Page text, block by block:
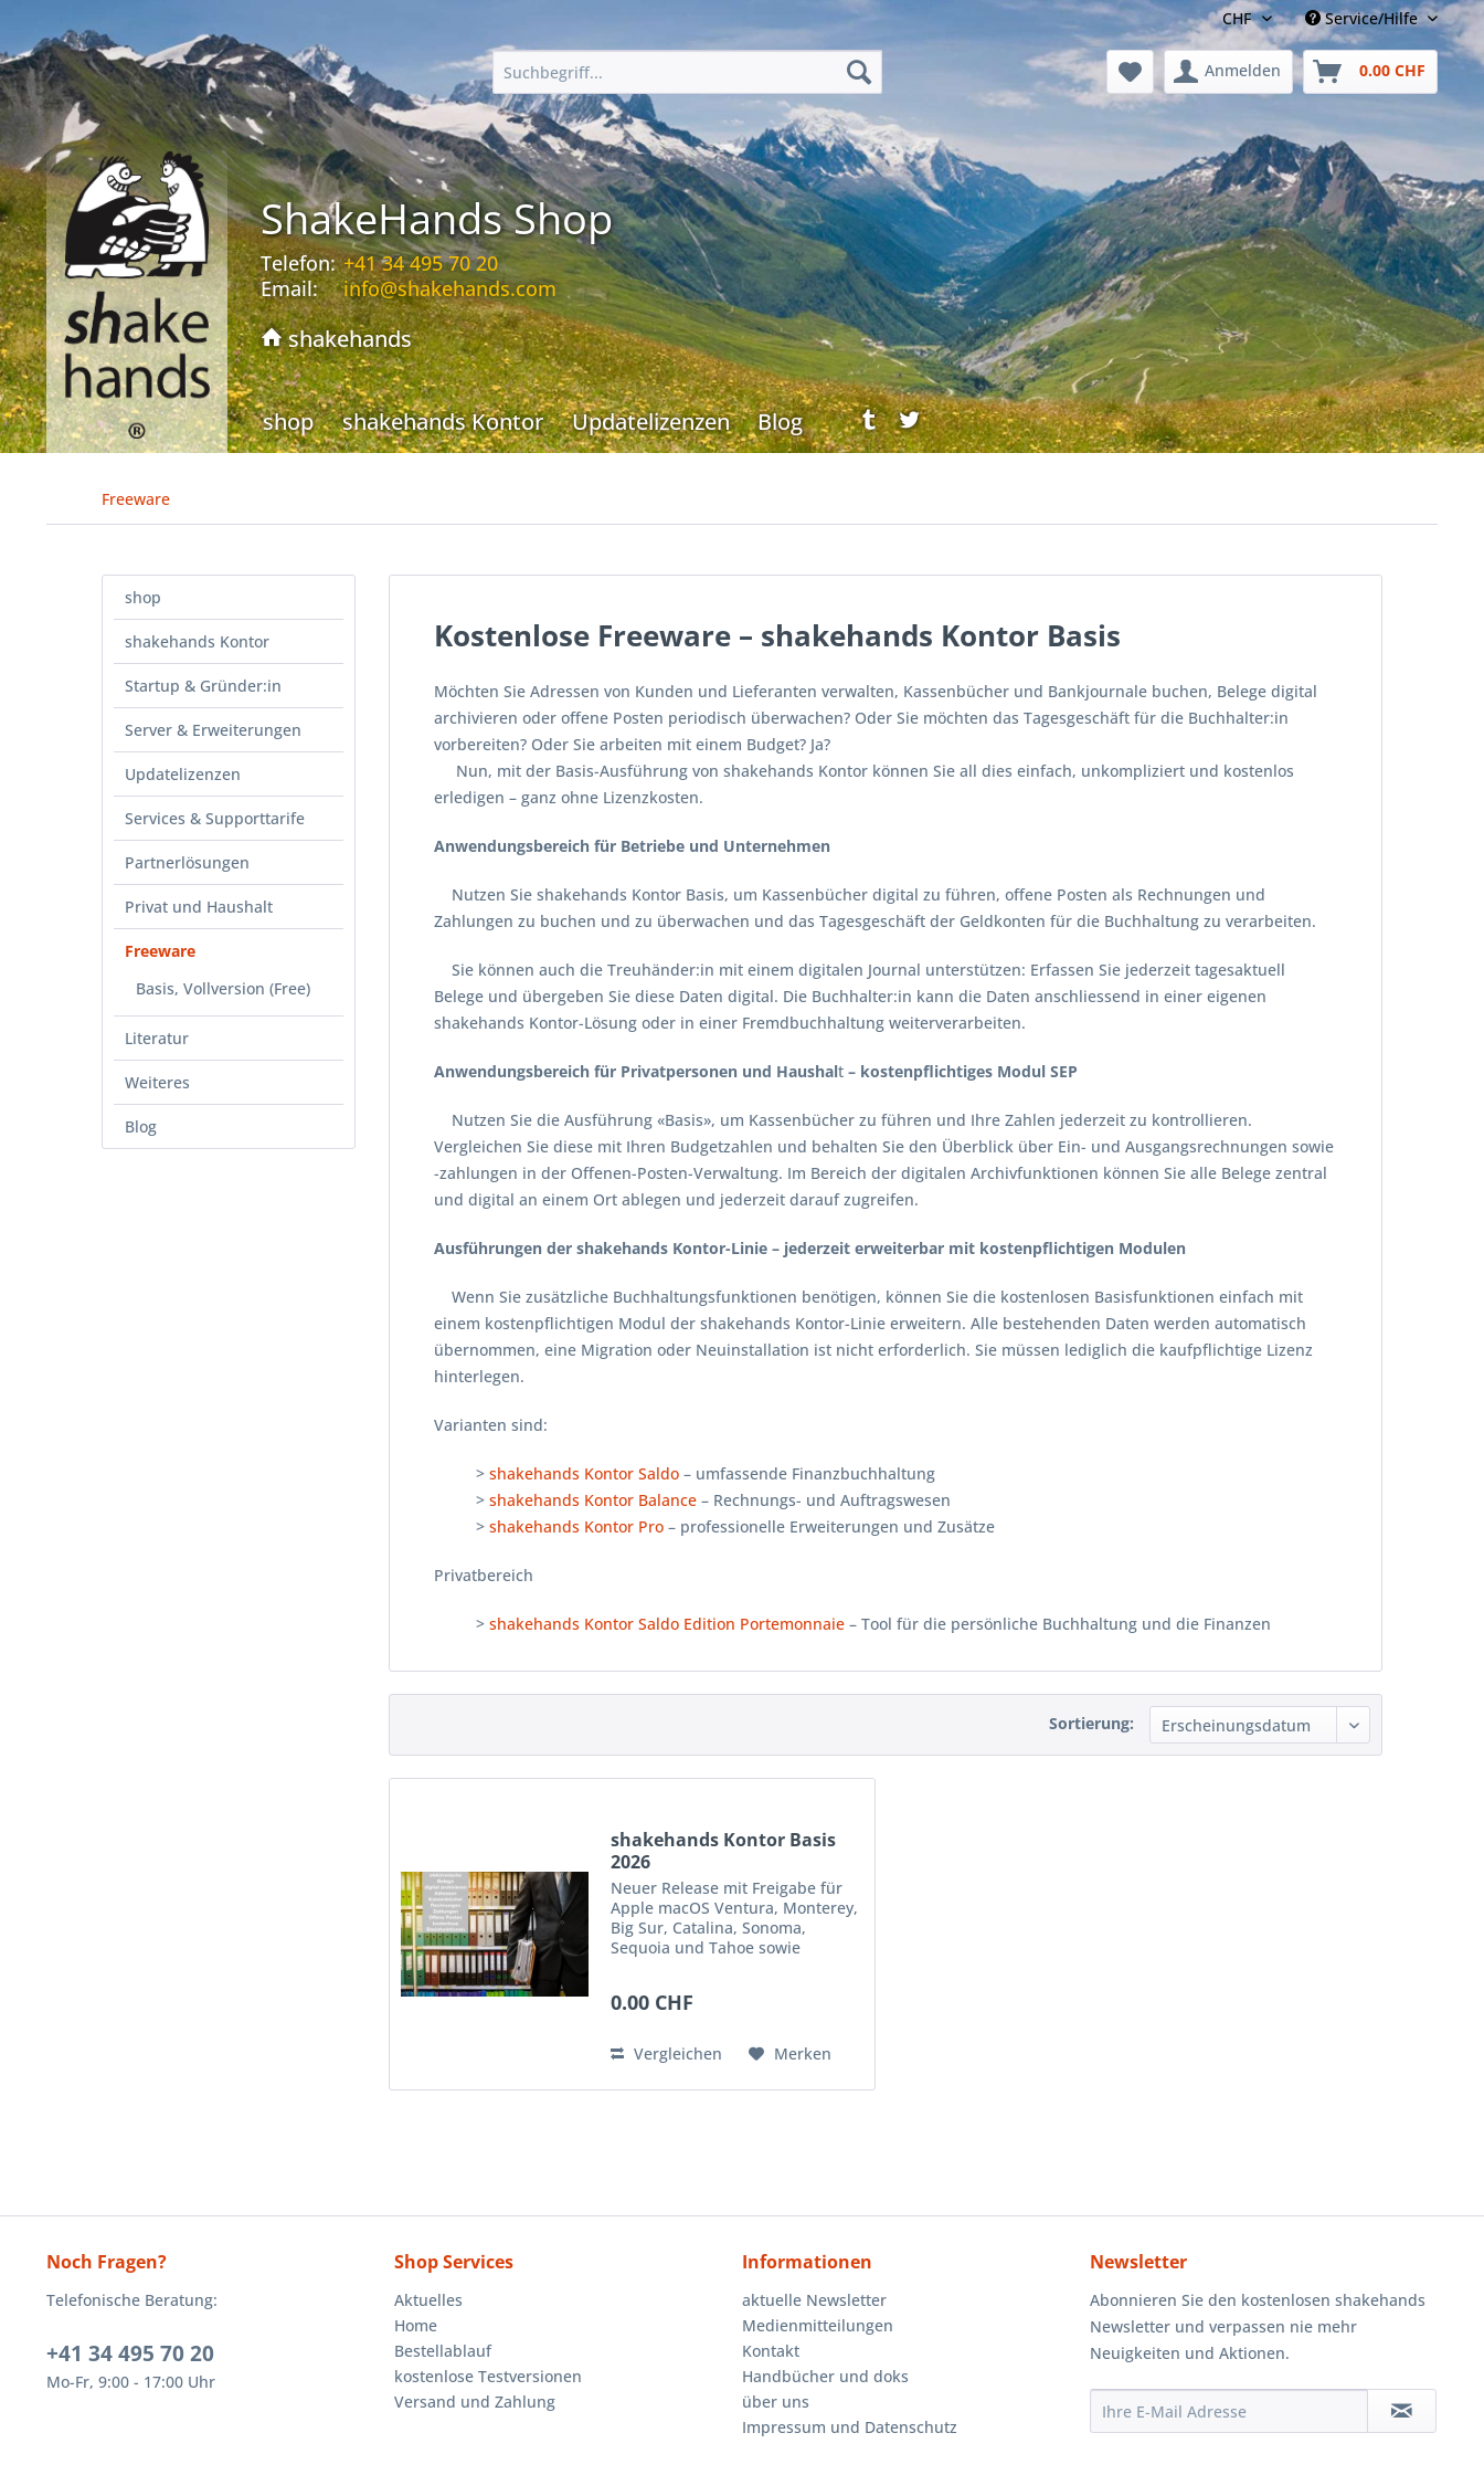
Service/Hilfe
ShakeHands Shop
Telefon:+41 34 495 70 20
Email:
info@shakehands.com
shakehands
Anmelden 0.00 CHF
shop shakehands Kontor Updatelizenzen Blog
Freeware
shop
shakehands Kontor
Startup & Gründer:in
Server & Erweiterungen
Updatelizenzen
Services & Supporttarife
Partnerlösungen
Privat und Haushalt
Freeware
Basis, Vollversion (Free)
Literatur
Weiteres
Blog
Kostenlose Freeware – shakehands Kontor Basis
Möchten Sie Adressen von Kunden und Lieferanten verwalten, Kassenbücher und Bankjournale buchen, Belege digital
archivieren oder offene Posten periodisch überwachen? Oder Sie möchten das Tagesgeschäft für die Buchhalter:in
vorbereiten? Oder Sie arbeiten mit einem Budget? Ja?
Nun, mit der Basis-Ausführung von shakehands Kontor können Sie all dies einfach, unkompliziert und kostenlos
erledigen – ganz ohne Lizenzkosten.
Anwendungsbereich für Betriebe und Unternehmen
Nutzen Sie shakehands Kontor Basis, um Kassenbücher digital zu führen, offene Posten als Rechnungen und
Zahlungen zu buchen und zu überwachen und das Tagesgeschäft der Geldkonten für die Buchhaltung zu verarbeiten.
Sie können auch die Treuhänder:in mit einem digitalen Journal unterstützen: Erfassen Sie jederzeit tagesaktuell
Belege und übergeben Sie diese Daten digital. Die Buchhalter:in kann die Daten anschliessend in einer eigenen
shakehands Kontor-Lösung oder in einer Fremdbuchhaltung weiterverarbeiten.
Anwendungsbereich für Privatpersonen und Haushalt – kostenpflichtiges Modul SEP
Nutzen Sie die Ausführung «Basis», um Kassenbücher zu führen und Ihre Zahlen jederzeit zu kontrollieren.
Vergleichen Sie diese mit Ihren Budgetzahlen und behalten Sie den Überblick über Ein- und Ausgangsrechnungen sowie
-zahlungen in der Offenen-Posten-Verwaltung. Im Bereich der digitalen Archivfunktionen können Sie alle Belege zentral
und digital an einem Ort ablegen und jederzeit darauf zugreifen.
Ausführungen der shakehands Kontor-Linie – jederzeit erweiterbar mit kostenpflichtigen Modulen
Wenn Sie zusätzliche Buchhaltungsfunktionen benötigen, können Sie die kostenlosen Basisfunktionen einfach mit
einem kostenpflichtigen Modul der shakehands Kontor-Linie erweitern. Alle bestehenden Daten werden automatisch
übernommen, eine Migration oder Neuinstallation ist nicht erforderlich. Sie müssen lediglich die kaufpflichtige Lizenz
hinterlegen.
Varianten sind:
> shakehands Kontor Saldo – umfassende Finanzbuchhaltung
> shakehands Kontor Balance – Rechnungs- und Auftragswesen
> shakehands Kontor Pro – professionelle Erweiterungen und Zusätze
Privatbereich
> shakehands Kontor Saldo Edition Portemonnaie – Tool für die persönliche Buchhaltung und die Finanzen
Sortierung:
shakehands Kontor Basis
2026
Neuer Release mit Freigabe für
Apple macOS Ventura, Monterey,
Big Sur, Catalina, Sonoma,
Sequoia und Tahoe sowie
kostenlosen Ausführung Basis
perfekt bei der...
0.00 CHF
Vergleichen Merken
Noch Fragen?
Telefonische Beratung:
+41 34 495 70 20
Mo-Fr, 9:00 - 17:00 Uhr
Shop Services
Aktuelles
Home
Bestellablauf
kostenlose Testversionen
Versand und Zahlung
Informationen
aktuelle Newsletter
Medienmitteilungen
Kontakt
Handbücher und doks
über uns
Impressum und Datenschutz
Newsletter
Abonnieren Sie den kostenlosen shakehands
Newsletter und verpassen nie mehr
Neuigkeiten und Aktionen.